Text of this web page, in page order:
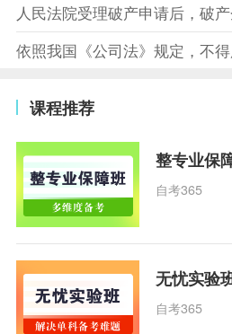
人民法院受理破产申请后，破
依照我国《公司法》规定，不
课程推荐
整专业保
自考365
无忧实验
自考365